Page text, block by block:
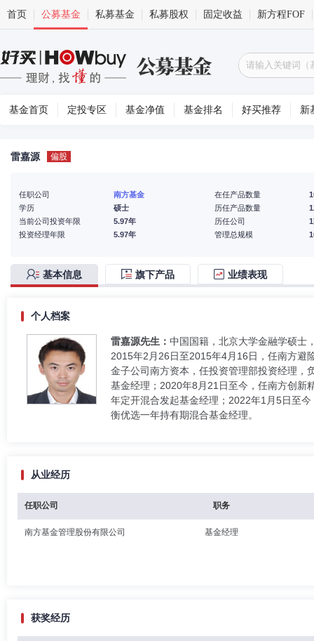
首页 公募基金 私募基金 私募股权 固定收益 新方程FOF
基金首页 定投专区 基金净值 基金排名 好买推荐 新
雷嘉源 偏股
任职公司
南方基金
学历
硕士
当前公司投资年限
5.97年
投资经理年限
5.97年
在任产品数量
历任产品数量
历任公司
管理总规模
基本信息 旗下产品 业绩表现
个人档案
雷嘉源先生： 中国国籍，北京大学金融学硕士
2015年2月26日至2015年4月16日，任南方避
金子公司南方资本，任投资管理部投资经理
基金经理；2020年8月21日至今，任南方创新
年定开混合发起基金经理；2022年1月5日至
衡优选一年持有期混合基金经理。
从业经历
任职公司 职务
南方基金管理股份有限公司 基金经理
获奖经历